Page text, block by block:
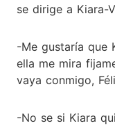
se dirige a Kiara-
-Me gustaría que
ella me mira
vaya conmigo,
-No se si Kiara